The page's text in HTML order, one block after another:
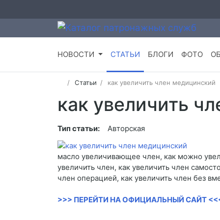
НОВОСТИ СТАТЬИ БЛОГИ ФОТО
Статьи как увеличить член медицинский
как увеличить
Тип статьи: Авторская
масло увеличивающее член, как можно
увеличить член, как увеличить член
член операцией, как увеличить член без
>>> ПЕРЕЙТИ НА ОФИЦИАЛЬНЫЙ САЙТ